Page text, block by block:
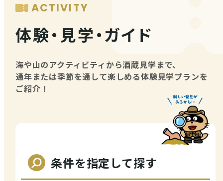
ACTIVITY
体験・見学・ガイド
海や山のアクティビティから酒蔵見学まで、
通年または季節を通して楽しめる体験見学プランを
ご紹介！
条件を指定して探す
メニュー
MENU
観光スポット
店舗情報